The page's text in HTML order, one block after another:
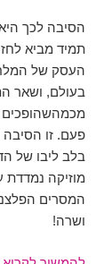
הסיבה לכך
תמיד מביא
העסק של
בעולם, ושאר
מכמהשהופכים
פעם. זו הסיבה
בלב ליבו של
מוזיקה נמדדת
המסרים
ושרה!